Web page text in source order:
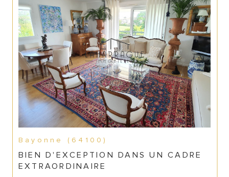
Bayonne (64100)
BIEN D'EXCEPTION DANS UN CADRE
EXTRAORDINAIRE